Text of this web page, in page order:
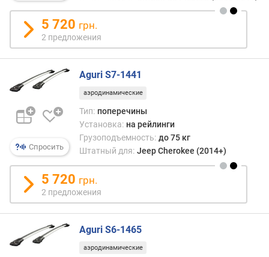
е
и
л
о
р
у
с
а
д
л
н
а
5 720 грн.
2 предложения
Спросить
Aguri S7-1441
аэродинамические
Тип: поперечины
Установка: на рейлинги
Грузоподъемность: до 75 кг
Штатный для: Jeep Cherokee (2014+)
5 720 грн.
2 предложения
Aguri S6-1465
аэродинамические